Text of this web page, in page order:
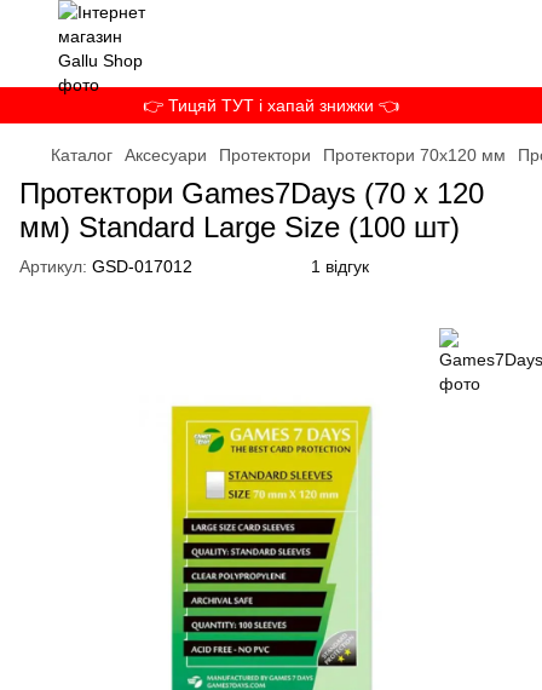
👉 Тицяй ТУТ і хапай знижки 👈
Каталог Аксесуари Протектори Протектори 70x120 мм
Протектори Games7Days (70 x 120
мм) Standard Large Size (100 шт)
Артикул: GSD-017012 1 відгук